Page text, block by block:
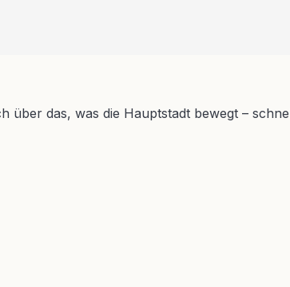
das, was die Hauptstadt bewegt –